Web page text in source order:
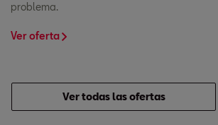
problema.
Ver oferta
Ver todas las ofertas